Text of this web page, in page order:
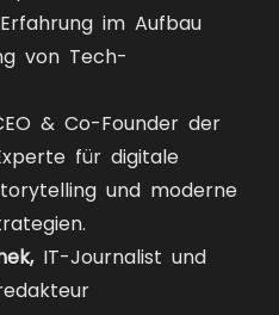
im Aufbau
von Tech-
& Co-Founder der
für digitale
und moderne
IT-Journalist und